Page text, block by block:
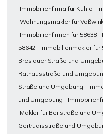
Immobilienfirma für Kuhlo
Wohnungsmakler für
Immobilienfirmen für 58638
58642
Immobilienmakler für
Breslauer Straße und
Rathausstraße und
Straße und Umgebung
und Umgebung
Makler für Beilstraße und
Gertrudisstraße und